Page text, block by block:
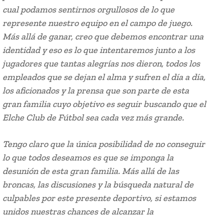
cual podamos sentirnos orgullosos de lo que
represente nuestro equipo en el campo de juego.
Más allá de ganar, creo que debemos encontrar una
identidad y eso es lo que intentaremos junto a los
jugadores que tantas alegrías nos dieron, todos los
empleados que se dejan el alma y sufren el día a día,
los aficionados y la prensa que son parte de esta
gran familia cuyo objetivo es seguir buscando que el
Elche Club de Fútbol sea cada vez más grande.
Tengo claro que la única posibilidad de no conseguir
lo que todos deseamos es que se imponga la
desunión de esta gran familia. Más allá de las
broncas, las discusiones y la búsqueda natural de
culpables por este presente deportivo, si estamos
unidos nuestras chances de alcanzar la